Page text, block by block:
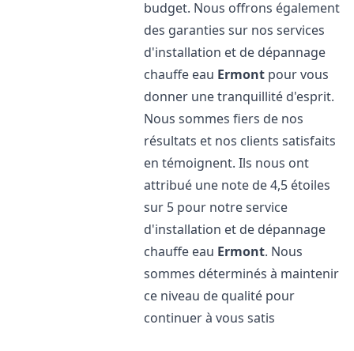
budget. Nous offrons également
des garanties sur nos services
d'installation et de dépannage
chauffe eau Ermont pour vous
donner une tranquillité d'esprit.
Nous sommes fiers de nos
résultats et nos clients satisfaits
en témoignent. Ils nous ont
attribué une note de 4,5 étoiles
sur 5 pour notre service
d'installation et de dépannage
chauffe eau Ermont. Nous
sommes déterminés à maintenir
ce niveau de qualité pour
continuer à vous satis